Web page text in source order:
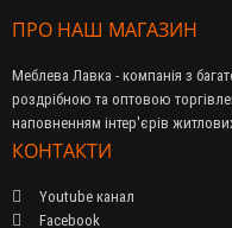
ПРО НАШ МАГАЗИН
Меблева Лавка - компанія з
роздрібною та оптовою
наповненням інтер'єрів
КОНТАКТИ
Youtube канал
Facebook